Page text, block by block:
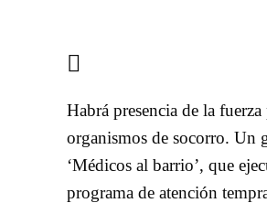
Habrá presencia de la
organismos de socorro. Un
‘Médicos al barrio’, que
programa de atención